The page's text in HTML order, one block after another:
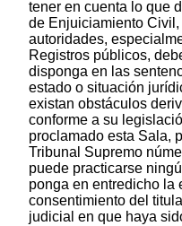
tener en cuenta lo que
de Enjuiciamiento
autoridades,
Registros públicos,
disponga en las
estado o situación
existan obstáculos
conforme a su
proclamado esta Sala,
Tribunal Supremo
puede practicarse
ponga en entredicho la
consentimiento del
judicial en que haya